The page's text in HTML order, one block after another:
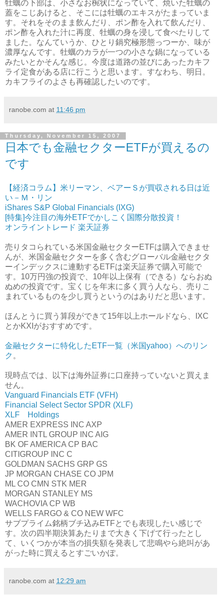
牡蠣の下部は、小さなお椀状になっていて、焼いた牡蠣の
蓋をこじあけると、そこには牡蠣のエキスがたまっていま
す。それをそのまま飲んだり、ポン酢を入れて飲んだり、
ポン酢を入れた汁に再度、牡蠣の身を浸して食べたりして
ました。なんていうか、ひとり鍋究極形態っつーか、味が
濃厚なんです。牡蠣のカラが一つの小さな鍋になっている
みたいとかそんな感じ。今度は道路の並びにあったカキフ
ライ定食がある店に行こうと思います。すなわち、明日。
カキフライのよさも再確認したいのです。
ranobe.com at 11:46 pm
Thursday, November 15, 2007
日本でも金融セクターETFが買えるの
です
【経済コラム】米リーマン、ベアーＳが買収される日は近
い－Ｍ・リン
iShares S&P Global Financials (IXG)
[特集]今注目の海外ETFでかしこく国際分散投資！
オンライントレード 楽天証券
売りタコられている米国金融セクターETFは購入できませ
んが、米国金融セクターを多く含むグローバル金融セクタ
ーインデックスに連動するETFは楽天証券で購入可能で
す。10万円強の投資で、10年以上保有（できる）ならおぬ
ぬめの投資です。宝くじを年末に多く買う人なら、売りこ
まれているものを少し買うというのはありだと思います。
ほんとうに買う算段ができて15年以上ホールドなら、IXC
とかKXIがおすすめです。
金融セクターに特化したETF一覧（米国yahoo）へのリン
ク 。
現時点では、以下は海外証券に口座持っていないと買えま
せん。
Vanguard Financials ETF (VFH)
Financial Select Sector SPDR (XLF)
XLF Holdings
AMER EXPRESS INC AXP
AMER INTL GROUP INC AIG
BK OF AMERICA CP BAC
CITIGROUP INC C
GOLDMAN SACHS GRP GS
JP MORGAN CHASE CO JPM
ML CO CMN STK MER
MORGAN STANLEY MS
WACHOVIA CP WB
WELLS FARGO & CO NEW WFC
サブプライム銘柄ブチ込みETFとでも表現したい感じで
す。次の四半期決算あたりまで大きく下げて行ったとし
て、いくつかが本当の損失額を発表して悲鳴やら絶叫があ
がった時に買えるとすごいかぽ。
ranobe.com at 12:29 am